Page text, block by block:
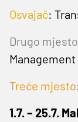
Osvajač:
Drugo mjesto
Management
Treće mjesto
1.7. – 25.7.